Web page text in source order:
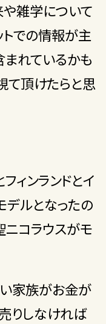
雑学について
トでの情報が主
れているかも
て頂けたらと思
ィンランドとイ
デルとなったの
ニコラウスがモ
家族がお金が
りしなければ